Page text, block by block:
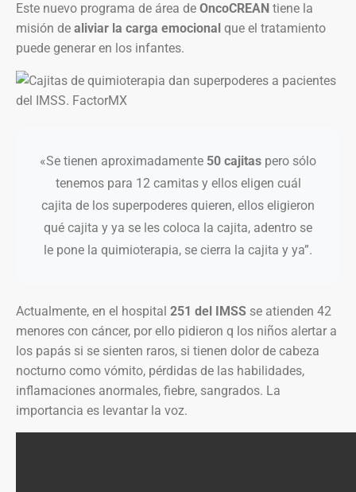
Este nuevo programa de área de OncoCREAN tiene la
misión de aliviar la carga emocional que el tratamiento
puede generar en los infantes.
«Se tienen aproximadamente 50 cajitas pero sólo
tenemos para 12 camitas y ellos eligen cuál
cajita de los superpoderes quieren, ellos eligieron
qué cajita y ya se les coloca la cajita, adentro se
le pone la quimioterapia, se cierra la cajita y ya”.
Actualmente, en el hospital 251 del IMSS se atienden 42
menores con cáncer, por ello pidieron q los niños alertar a
los papás si se sienten raros, si tienen dolor de cabeza
nocturno como vómito, pérdidas de las habilidades,
inflamaciones anormales, fiebre, sangrados. La
importancia es levantar la voz.